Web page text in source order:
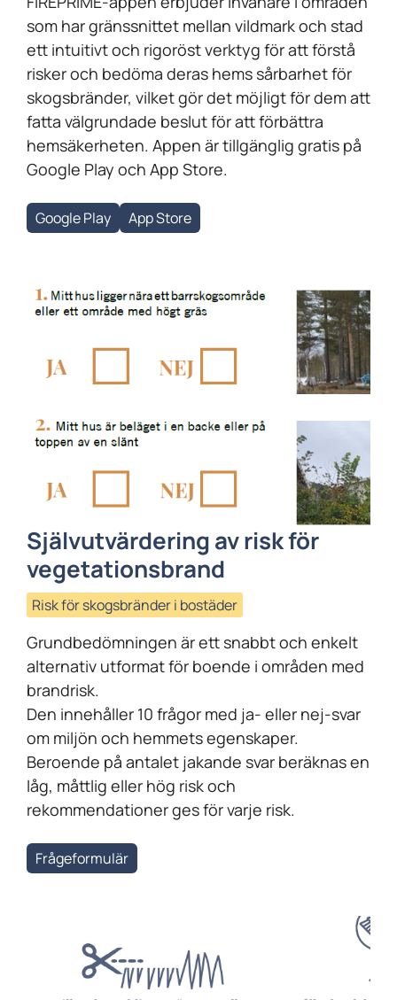
som har gränssnittet mellan vildmark och stad
ett intuitivt och rigoröst verktyg för att förstå
risker och bedöma deras hems sårbarhet för
skogsbränder, vilket gör det möjligt för dem att
fatta välgrundade beslut för att förbättra
hemsäkerheten. Appen är tillgänglig gratis på
Google Play och App Store.
Google Play App Store
Självutvärdering av risk för
vegetationsbrand
Risk för skogsbränder i bostäder
Grundbedömningen är ett snabbt och enkelt
alternativ utformat för boende i områden med
brandrisk.
Den innehåller 10 frågor med ja- eller nej-svar
om miljön och hemmets egenskaper.
Beroende på antalet jakande svar beräknas en
låg, måttlig eller hög risk och
rekommendationer ges för varje risk.
Frågeformulär